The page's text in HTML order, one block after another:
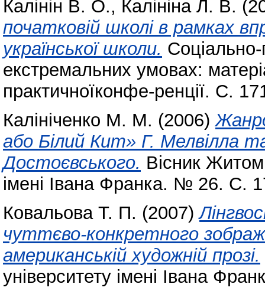
Калінін В. О., Калініна Л. В.
початковій школі в рамках
української школи. Соціально-
екстремальних умовах:
практичноїконфе-ренції. С.
Калініченко М. М. (2006)
або Білий Кит» Г. Мелвілла
Достоєвського. Вісник
імені Івана Франка. № 26. С.
Ковальова Т. П. (2007)
чуттєво-конкретного
американській художній прозі.
університету імені Івана